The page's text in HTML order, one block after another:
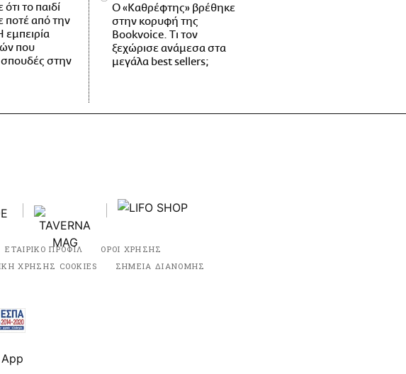
το παιδί
ποτέ από την
που
σπουδές στην
Ο «Καθρέφτης» βρέθηκε
στην κορυφή της
Bookvoice. Τι τον
ξεχώρισε ανάμεσα στα
μεγάλα best sellers;
ΕΤΑΙΡΙΚΟ ΠΡΟΦΙΛ
ΟΡΟΙ ΧΡΗΣΗΣ
ΧΡΗΣΗΣ COOKIES
ΣΗΜΕΙΑ ΔΙΑΝΟΜΗΣ